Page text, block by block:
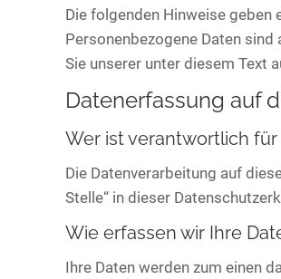
Die folgenden Hinweise geben
Personenbezogene Daten
Sie unserer unter diesem Text
Datenerfassung auf
Wer ist verantwortlich
Die Datenverarbeitung auf
Stelle“ in dieser
Wie erfassen wir Ihre
Ihre Daten werden zum einen